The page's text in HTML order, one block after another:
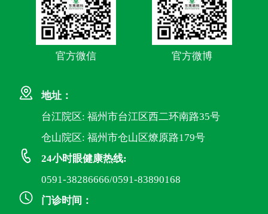
官方微信 官方微博
地址：
台江院区: 福州市台江区西二环南路35号
仓山院区: 福州市仓山区燎原路179号
24小时眼健康热线:
0591-38286666/0591-83890168
门诊时间：